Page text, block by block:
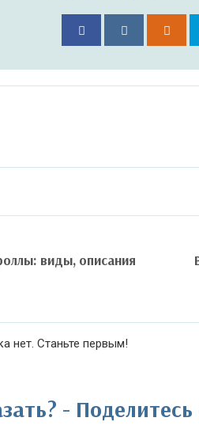
виды, описания
нет. Станьте первым!
-